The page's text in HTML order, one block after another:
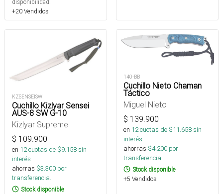
disponibilidad.
+20 Vendidos
KZSENSEISW
Cuchillo Kizlyar Sensei
AUS-8 SW G-10
Kizlyar Supreme
$ 109.900
en 12cuotas de $9.158sin
interés
ahorras $3.300 por
transferencia.
Stock disponible
140-BB
Cuchillo Nieto Chaman
Táctico
Miguel Nieto
$ 139.900
en 12cuotas de $11.658sin
interés
ahorras $4.200 por
transferencia.
Stock disponible
+5 Vendidos